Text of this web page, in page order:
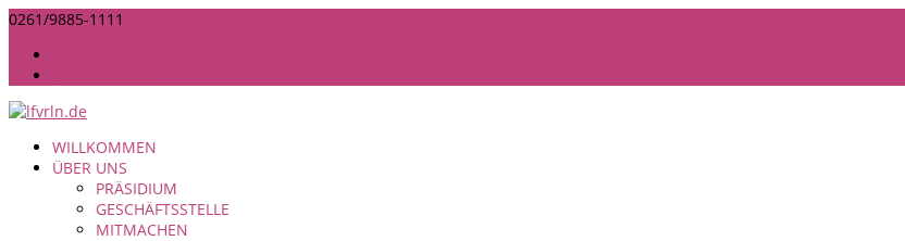
0261/9885-1111
WILLKOMMEN
ÜBER UNS
PRÄSIDIUM
GESCHÄFTSSTELLE
MITMACHEN